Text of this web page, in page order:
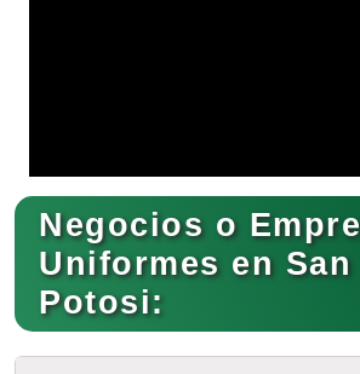
Negocios o
Uniformes en
Potosi: